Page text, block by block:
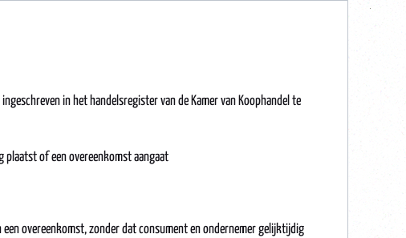
in het handelsregister van de Kamer van Koophandel te
of een overeenkomst aangaat
overeenkomst, zonder dat consument en ondernemer gelijktijdig